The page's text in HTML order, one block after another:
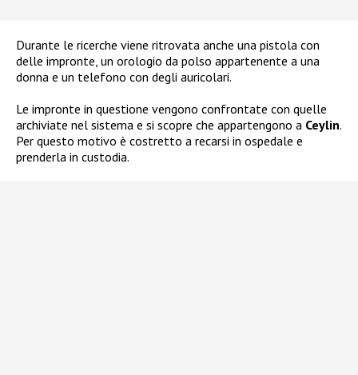
Durante le ricerche viene ritrovata anche una pistola con
delle impronte, un orologio da polso appartenente a una
donna e un telefono con degli auricolari.
Le impronte in questione vengono confrontate con quelle
archiviate nel sistema e si scopre che appartengono a Ceylin.
Per questo motivo è costretto a recarsi in ospedale e
prenderla in custodia.